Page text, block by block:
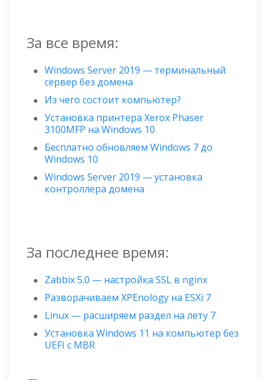
За все время:
Windows Server 2019 — терминальный
сервер без домена
Из чего состоит компьютер?
Установка принтера Xerox Phaser
3100MFP на Windows 10
Бесплатно обновляем Windows 7 до
Windows 10
Windows Server 2019 — установка
контроллера домена
За последнее время:
Zabbix 5.0 — настройка SSL в nginx
Разворачиваем XPEnology на ESXi 7
Linux — расширяем раздел на лету 7
Установка Windows 11 на компьютер без
UEFI с MBR